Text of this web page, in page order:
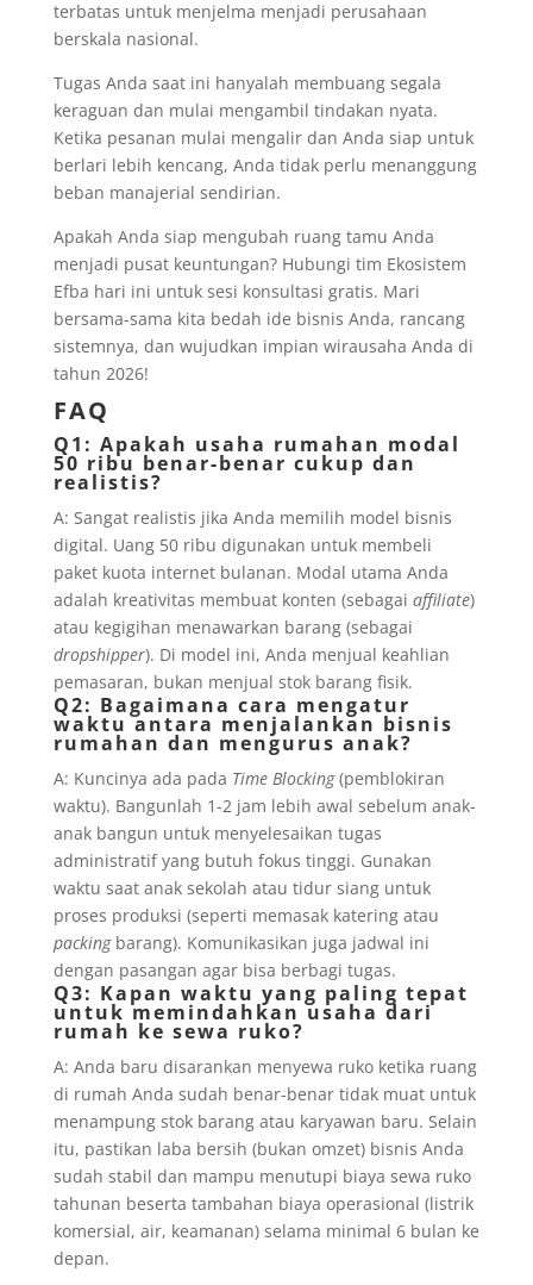
terbatas untuk menjelma menjadi perusahaan
berskala nasional.
Tugas Anda saat ini hanyalah membuang segala
keraguan dan mulai mengambil tindakan nyata.
Ketika pesanan mulai mengalir dan Anda siap untuk
berlari lebih kencang, Anda tidak perlu menanggung
beban manajerial sendirian.
Apakah Anda siap mengubah ruang tamu Anda
menjadi pusat keuntungan? Hubungi tim Ekosistem
Efba hari ini untuk sesi konsultasi gratis. Mari
bersama-sama kita bedah ide bisnis Anda, rancang
sistemnya, dan wujudkan impian wirausaha Anda di
tahun 2026!
FAQ
Q1: Apakah usaha rumahan modal
50 ribu benar-benar cukup dan
realistis?
A: Sangat realistis jika Anda memilih model bisnis
digital. Uang 50 ribu digunakan untuk membeli
paket kuota internet bulanan. Modal utama Anda
adalah kreativitas membuat konten (sebagai affiliate)
atau kegigihan menawarkan barang (sebagai
dropshipper). Di model ini, Anda menjual keahlian
pemasaran, bukan menjual stok barang fisik.
Q2: Bagaimana cara mengatur
waktu antara menjalankan bisnis
rumahan dan mengurus anak?
A: Kuncinya ada pada Time Blocking(pemblokiran
waktu). Bangunlah 1-2 jam lebih awal sebelum anak-
anak bangun untuk menyelesaikan tugas
administratif yang butuh fokus tinggi. Gunakan
waktu saat anak sekolah atau tidur siang untuk
proses produksi (seperti memasak katering atau
packingbarang). Komunikasikan juga jadwal ini
dengan pasangan agar bisa berbagi tugas.
Q3: Kapan waktu yang paling tepat
untuk memindahkan usaha dari
rumah ke sewa ruko?
A: Anda baru disarankan menyewa ruko ketika ruang
di rumah Anda sudah benar-benar tidak muat untuk
menampung stok barang atau karyawan baru. Selain
itu, pastikan laba bersih (bukan omzet) bisnis Anda
sudah stabil dan mampu menutupi biaya sewa ruko
tahunan beserta tambahan biaya operasional (listrik
komersial, air, keamanan) selama minimal 6 bulan ke
depan.